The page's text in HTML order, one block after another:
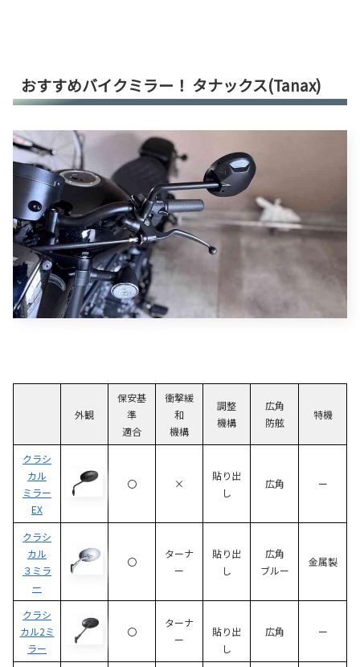
おすすめバイクミラー！ タナックス(Tanax)
外観
保安基
準
適合
衝撃緩
和
機構
調整
機構
広角
防舷
特機
クラシ
カル
ミラー
EX
〇 ×
貼り出
し
広角 ー
クラシ
カル
３ミラ
ー
〇
ターナ
ー
貼り出
し
広角
ブルー
金属製
クラシ
カル2ミ
ラー
〇
ターナ
ー
貼り出
し
広角 ー